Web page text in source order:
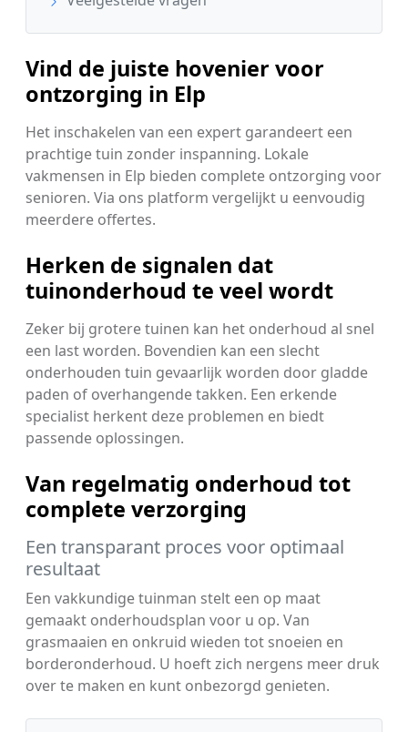
Vind de juiste hovenier voor
ontzorging in Elp
Het inschakelen van een expert garandeert een
prachtige tuin zonder inspanning. Lokale
vakmensen in Elp bieden complete ontzorging voor
senioren. Via ons platform vergelijkt u eenvoudig
meerdere offertes.
Herken de signalen dat
tuinonderhoud te veel wordt
Zeker bij grotere tuinen kan het onderhoud al snel
een last worden. Bovendien kan een slecht
onderhouden tuin gevaarlijk worden door gladde
paden of overhangende takken. Een erkende
specialist herkent deze problemen en biedt
passende oplossingen.
Van regelmatig onderhoud tot
complete verzorging
Een transparant proces voor optimaal
resultaat
Een vakkundige tuinman stelt een op maat
gemaakt onderhoudsplan voor u op. Van
grasmaaien en onkruid wieden tot snoeien en
borderonderhoud. U hoeft zich nergens meer druk
over te maken en kunt onbezorgd genieten.